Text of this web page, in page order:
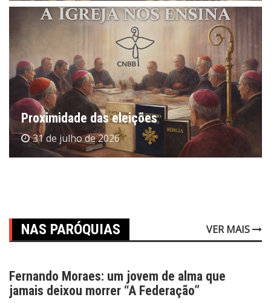
Proximidade das eleições
31 de julho de 2026
NAS PARÓQUIAS VER MAIS
Fernando Moraes: um jovem de alma que
jamais deixou morrer “A Federação”